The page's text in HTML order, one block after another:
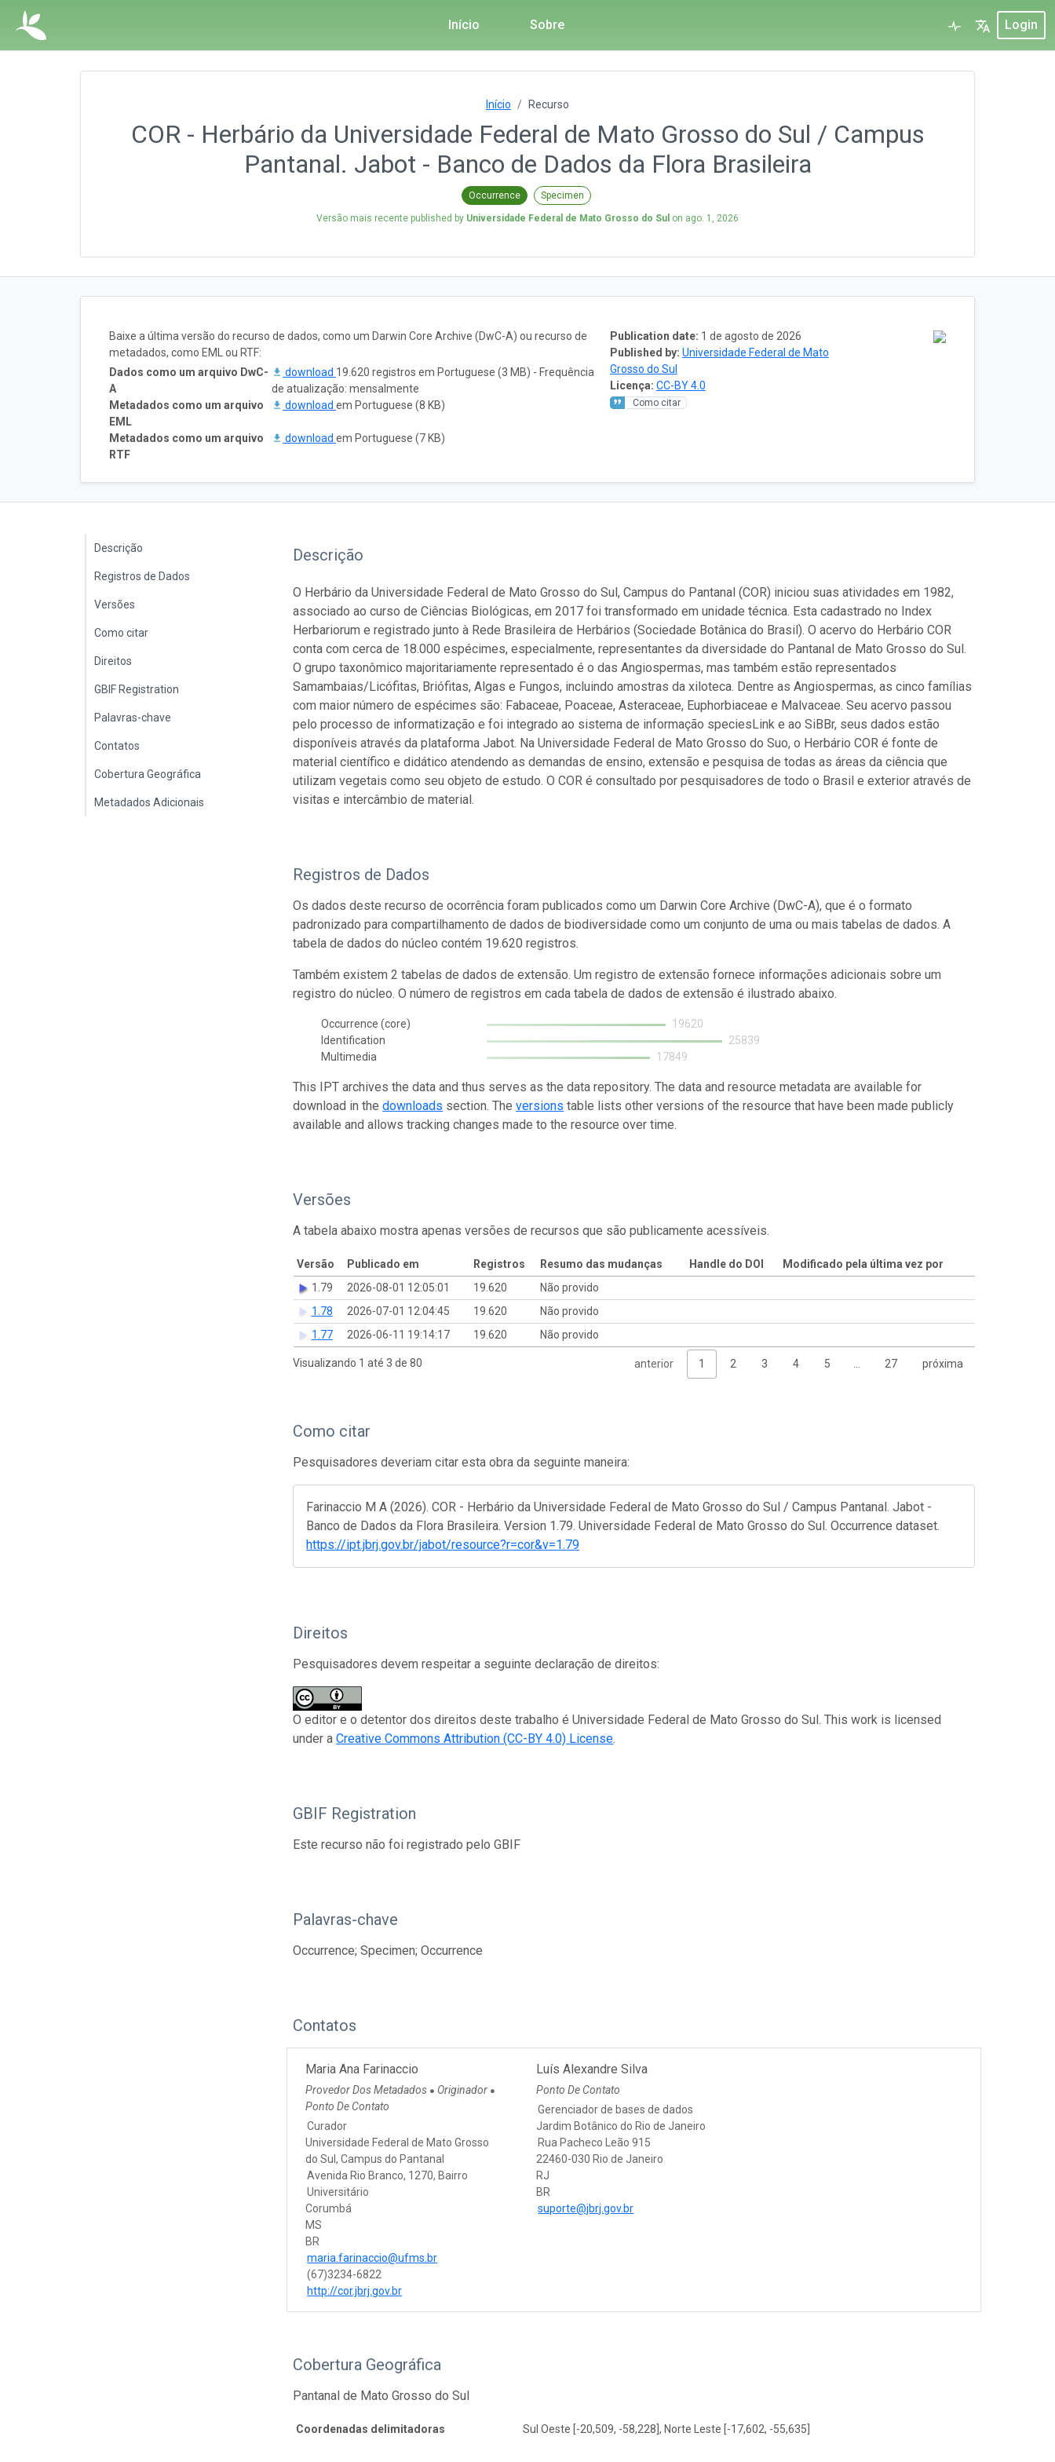
Início Sobre Login
Início Recurso
COR - Herbário da Universidade Federal de Mato Grosso do Sul / Campus
Pantanal. Jabot - Banco de Dados da Flora Brasileira
Occurrence Specimen
Versão mais recente published by Universidade Federal de Mato Grosso do Sul on ago. 1, 2026
Publication date: 1 de agosto de 2026
Published by: Universidade Federal de Mato
Grosso do Sul
Licença: CC-BY 4.0
Como citar
Baixe a última versão do recurso de dados, como um Darwin Core Archive (DwC-A) ou recurso de
metadados, como EML ou RTF:
Dados como um arquivo DwC-
A
download 19.620 registros em Portuguese (3 MB) - Frequência
de atualização: mensalmente
Metadados como um arquivo
EML
download em Portuguese (8 KB)
Metadados como um arquivo
RTF
download em Portuguese (7 KB)
Descrição
Registros de Dados
Versões
Como citar
Direitos
GBIF Registration
Palavras-chave
Contatos
Cobertura Geográfica
Metadados Adicionais
Descrição
O Herbário da Universidade Federal de Mato Grosso do Sul, Campus do Pantanal (COR) iniciou suas atividades em 1982,
associado ao curso de Ciências Biológicas, em 2017 foi transformado em unidade técnica. Esta cadastrado no Index
Herbariorum e registrado junto à Rede Brasileira de Herbários (Sociedade Botânica do Brasil). O acervo do Herbário COR
conta com cerca de 18.000 espécimes, especialmente, representantes da diversidade do Pantanal de Mato Grosso do Sul.
O grupo taxonômico majoritariamente representado é o das Angiospermas, mas também estão representados
Samambaias/Licófitas, Briófitas, Algas e Fungos, incluindo amostras da xiloteca. Dentre as Angiospermas, as cinco famílias
com maior número de espécimes são: Fabaceae, Poaceae, Asteraceae, Euphorbiaceae e Malvaceae. Seu acervo passou
pelo processo de informatização e foi integrado ao sistema de informação speciesLink e ao SiBBr, seus dados estão
disponíveis através da plataforma Jabot. Na Universidade Federal de Mato Grosso do Suo, o Herbário COR é fonte de
material científico e didático atendendo as demandas de ensino, extensão e pesquisa de todas as áreas da ciência que
utilizam vegetais como seu objeto de estudo. O COR é consultado por pesquisadores de todo o Brasil e exterior através de
visitas e intercâmbio de material.
Registros de Dados
Os dados deste recurso de ocorrência foram publicados como um Darwin Core Archive (DwC-A), que é o formato
padronizado para compartilhamento de dados de biodiversidade como um conjunto de uma ou mais tabelas de dados. A
tabela de dados do núcleo contém 19.620 registros.
Também existem 2 tabelas de dados de extensão. Um registro de extensão fornece informações adicionais sobre um
registro do núcleo. O número de registros em cada tabela de dados de extensão é ilustrado abaixo.
Occurrence (core)
19620
Identification
25839
Multimedia
17849
This IPT archives the data and thus serves as the data repository. The data and resource metadata are available for
download in thedownloads section. Theversions table lists other versions of the resource that have been made publicly
available and allows tracking changes made to the resource over time.
Versões
A tabela abaixo mostra apenas versões de recursos que são publicamente acessíveis.
Versão Publicado em Registros Resumo das mudanças Handle do DOI
Modificado pela última vez por
1.79
2026-08-01 12:05:01 19.620
Não provido
1.78
2026-07-01 12:04:45 19.620
Não provido
1.77
2026-06-11 19:14:17 19.620 Não provido
Visualizando 1 até 3 de 80 anterior 1 2 3 4 5 … 27 próxima
Como citar
Pesquisadores deveriam citar esta obra da seguinte maneira:
Farinaccio M A (2026). COR - Herbário da Universidade Federal de Mato Grosso do Sul / Campus Pantanal. Jabot -
Banco de Dados da Flora Brasileira. Version 1.79. Universidade Federal de Mato Grosso do Sul. Occurrence dataset.
https://ipt.jbrj.gov.br/jabot/resource?r=cor&v=1.79
Direitos
Pesquisadores devem respeitar a seguinte declaração de direitos:
O editor e o detentor dos direitos deste trabalho é Universidade Federal de Mato Grosso do Sul. This work is licensed
under aCreative Commons Attribution (CC-BY 4.0) License.
GBIF Registration
Este recurso não foi registrado pelo GBIF
Palavras-chave
Occurrence; Specimen; Occurrence
Contatos
Maria Ana Farinaccio
Provedor Dos Metadados ● Originador ●
Ponto De Contato
Curador
Universidade Federal de Mato Grosso
do Sul, Campus do Pantanal
Avenida Rio Branco, 1270, Bairro
Universitário
Corumbá
MS
BR
maria.farinaccio@ufms.br
(67)3234-6822
http://cor.jbrj.gov.br
Luís Alexandre Silva
Ponto De Contato
Gerenciador de bases de dados
Jardim Botânico do Rio de Janeiro
Rua Pacheco Leão 915
22460-030 Rio de Janeiro
RJ
BR
suporte@jbrj.gov.br
Cobertura Geográfica
Pantanal de Mato Grosso do Sul
Coordenadas delimitadoras Sul Oeste [-20,509, -58,228], Norte Leste [-17,602, -55,635]